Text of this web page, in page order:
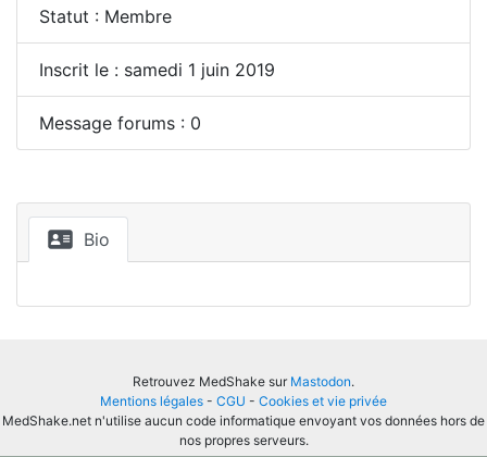
Statut : Membre
Inscrit le : samedi 1 juin 2019
Message forums : 0
Bio
Retrouvez MedShake sur Mastodon.
Mentions légales - CGU - Cookies et vie privée
MedShake.net n'utilise aucun code informatique envoyant vos données hors de
nos propres serveurs.